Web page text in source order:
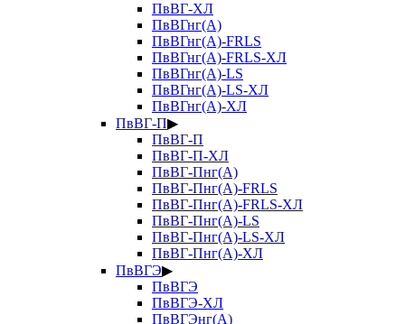
ПвВГ-ХЛ
ПвВГнг(А)
ПвВГнг(А)-FRLS
ПвВГнг(А)-FRLS-ХЛ
ПвВГнг(А)-LS
ПвВГнг(А)-LS-ХЛ
ПвВГнг(А)-ХЛ
ПвВГ-П▶
ПвВГ-П
ПвВГ-П-ХЛ
ПвВГ-Пнг(А)
ПвВГ-Пнг(А)-FRLS
ПвВГ-Пнг(А)-FRLS-ХЛ
ПвВГ-Пнг(А)-LS
ПвВГ-Пнг(А)-LS-ХЛ
ПвВГ-Пнг(А)-ХЛ
ПвВГЭ▶
ПвВГЭ
ПвВГЭ-ХЛ
ПвВГЭнг(А)